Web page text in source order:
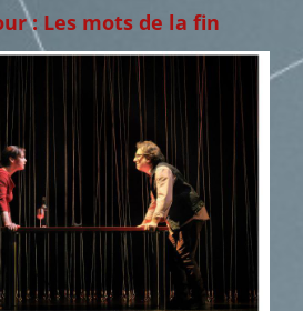
: Les mots de la fin